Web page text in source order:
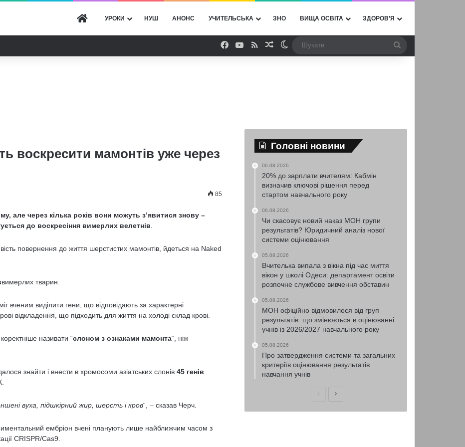
ГОЛОВНА
УРОКИ НУШ АНОНС УЧИТЕЛЬСЬКА ЗНО ВИЩА ОСВІТА ЗДОРОВ’Я
Facebook
YouTube
RSSВипадкова стаття
Switch skin
воскресити мамонтів уже через
85
але через кілька років вони можуть з’явитися знову –
до воскресіння вимерлих велетнів
повернення до життя шерстистих мамонтів, йдеться на Naked
вимерлих тварин.
вченим виділити гени, що відповідають за характерні
відкладення, що підходить для життя на холоді склад крові.
називати “слоном з ознаками мамонта“, ніж
знайти і внести в хромосоми азіатських слонів 45 генів
вуха, підшкірний жир, шерсть і кров“, – сказав Черч.
ембріон вчені планують лише найближчим часом з
CRISPR/Cas9.
Головні новини
06.08.2026
20% до зарплати вчителям: Кабмін
визначив ключові рішення перед
стартом навчального року
06.08.2026
Чи скасовує новий наказ МОН групи
результатів? Юридичний аналіз нової
системи оцінювання
05.08.2026
Вчителька випала з вікна під час миття
вікон у школі Одеси: департамент освіти
розпочне службове вивчення обставин
05.08.2026
МОН офіційно відмовилося від груп
результатів: що змінюється в оцінюванні
учнів із 2026/2027 навчального року
05.08.2026
Про затвердження системи та загальних
критеріїв оцінювання результатів
навчання учнів
ПопередняНаступна